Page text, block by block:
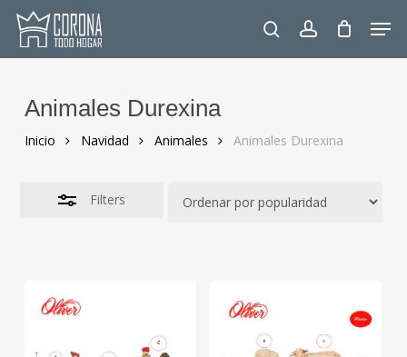
Skip
main
searchaccount
Animales Durexina
Inicio Navidad Animales Animales Durexina
Filters
Close
Filters